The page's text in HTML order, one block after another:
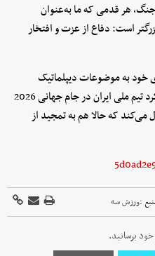
جنگ، هر قدمی که ما به‌عنوان
است: دفاع از عزت و افتخار
خود به موضوعات دیپلماتیک
مشغول است، اما در عین حال پیگیر عملکرد تیم ملی ایران در جام جهانی 2026
می‌کند که حالا هم به تمجید از
:ورزش سه
برسانید.